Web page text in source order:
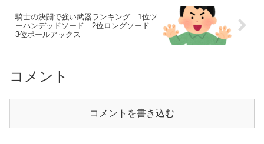
騎士の決闘で強い武器ランキング 1位ツ
ーハンデッドソード 2位ロングソード
3位ポールアックス
コメント
コメントを書き込む